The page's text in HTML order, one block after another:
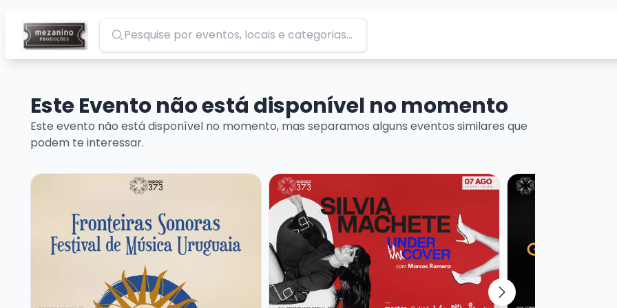
Pesquisar
Este Evento não está disponível no momento
Este evento não está disponível no momento, mas separamos alguns eventos similares que
podem te interessar.
Veja mais sobre FRONTEIRAS SONORAS – FESTIVAL DE MÚSICA URUGUAIA
Veja mais sobre SILVIA MACHETE - UNDER THE COVER
Veja mais sobre